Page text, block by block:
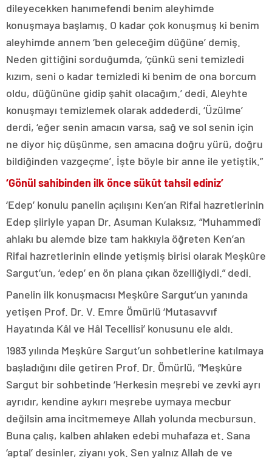
dileyecekken hanımefendi benim aleyhimde
konuşmaya başlamış. O kadar çok konuşmuş ki benim
aleyhimde annem ‘ben geleceğim düğüne’ demiş.
Neden gittiğini sorduğumda, ‘çünkü seni temizledi
kızım, seni o kadar temizledi ki benim de ona borcum
oldu, düğününe gidip şahit olacağım.’ dedi. Aleyhte
konuşmayı temizlemek olarak addederdi. ‘Üzülme’
derdi, ‘eğer senin amacın varsa, sağ ve sol senin için
ne diyor hiç düşünme, sen amacına doğru yürü, doğru
bildiğinden vazgeçme’. İşte böyle bir anne ile yetiştik.”
‘Gönül sahibinden ilk önce sükût tahsil ediniz’
‘Edep’ konulu panelin açılışını Ken’an Rifai hazretlerinin
Edep şiiriyle yapan Dr. Asuman Kulaksız, “Muhammedî
ahlakı bu alemde bize tam hakkıyla öğreten Ken’an
Rifai hazretlerinin elinde yetişmiş birisi olarak Meşkûre
Sargut’un, ‘edep’ en ön plana çıkan özelliğiydi.” dedi.
Panelin ilk konuşmacısı Meşkûre Sargut’un yanında
yetişen Prof. Dr. V. Emre Ömürlü ‘Mutasavvıf
Hayatında Kâl ve Hâl Tecellisi’ konusunu ele aldı.
1983 yılında Meşkûre Sargut’un sohbetlerine katılmaya
başladığını dile getiren Prof. Dr. Ömürlü, “Meşkûre
Sargut bir sohbetinde ‘Herkesin meşrebi ve zevki ayrı
ayrıdır, kendine aykırı meşrebe uymaya mecbur
değilsin ama incitmemeye Allah yolunda mecbursun.
Buna çalış, kalben ahlaken edebi muhafaza et. Sana
‘aptal’ desinler, ziyanı yok. Sen yalnız Allah de ve